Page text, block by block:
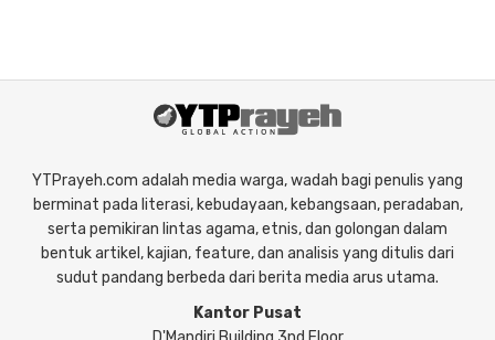
YTPrayeh.com adalah media warga, wadah bagi penulis yang
berminat pada literasi, kebudayaan, kebangsaan, peradaban,
serta pemikiran lintas agama, etnis, dan golongan dalam
bentuk artikel, kajian, feature, dan analisis yang ditulis dari
sudut pandang berbeda dari berita media arus utama.
Kantor Pusat